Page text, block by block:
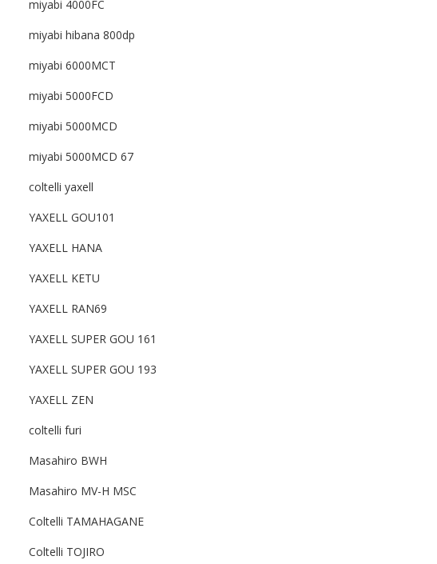
miyabi 4000FC
miyabi hibana 800dp
miyabi 6000MCT
miyabi 5000FCD
miyabi 5000MCD
miyabi 5000MCD 67
coltelli yaxell
YAXELL GOU101
YAXELL HANA
YAXELL KETU
YAXELL RAN69
YAXELL SUPER GOU 161
YAXELL SUPER GOU 193
YAXELL ZEN
coltelli furi
Masahiro BWH
Masahiro MV-H MSC
Coltelli TAMAHAGANE
Coltelli TOJIRO